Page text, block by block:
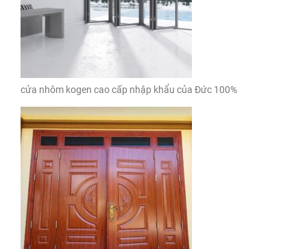
cửa nhôm kogen cao cấp nhập khẩu của Đức 100%